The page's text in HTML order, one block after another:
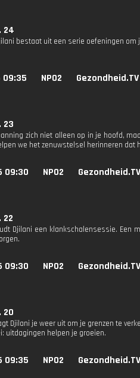
24
bestaat uit een serie oefeningen
09:35 NPO2 Gezondheid.TV
23
zich niet alleen op in je hoofd,
we het zenuwstelsel herinneren dat
09:30 NPO2 Gezondheid.TV
Djilani een klankschalensessie. Een
09:30 NPO2 Gezondheid.TV
20
Djilani je weer uit om je grenzen te
uitdagingen helpen je groeien.
09:35 NPO2 Gezondheid.TV